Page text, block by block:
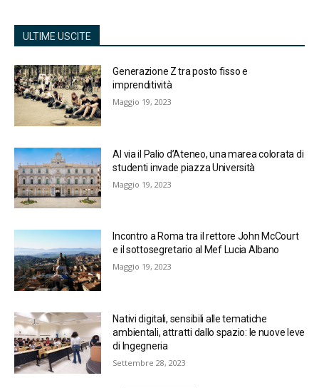
ULTIME USCITE
Generazione Z tra posto fisso e
imprenditività
Maggio 19, 2023
Al via il Palio d’Ateneo, una marea colorata di
studenti invade piazza Università
Maggio 19, 2023
Incontro a Roma tra il rettore John McCourt
e il sottosegretario al Mef Lucia Albano
Maggio 19, 2023
Nativi digitali, sensibili alle tematiche
ambientali, attratti dallo spazio: le nuove leve
di Ingegneria
Settembre 28, 2023